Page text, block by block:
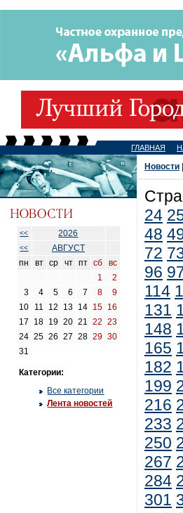
ГЛАВНАЯ
<< 2026
<<
АВГУСТ
пн
вт ср чт пт сб
вс
1
2
3
4 5 6 7 8
9
10
11 12 13 14 15 16
17
18 19 20 21 22
23
24 25 26 27 28 29 30
31
Категории:
Все категории
Лента новостей
Новости
24
48
72
96
114
131
148
165
182
199
216
233
250
267
284
301